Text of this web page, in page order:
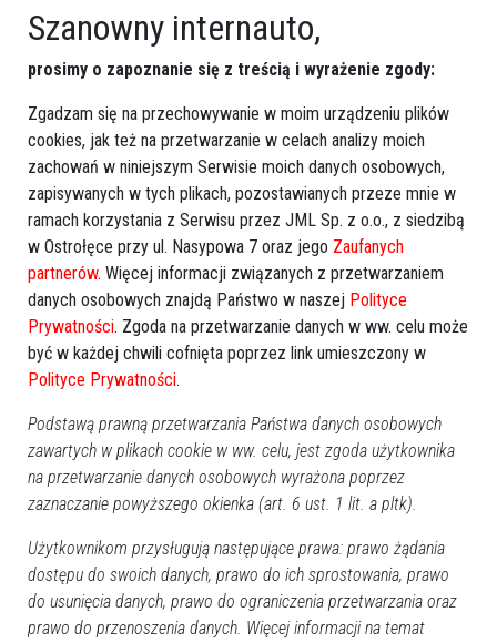
🕯Zapal świeczkę ↗Udostępnij
wróć
Szanowny internauto,
prosimy o zapoznanie się z treścią i wyrażenie zgody:
Zgadzam się na przechowywanie w moim urządzeniu plików
cookies, jak też na przetwarzanie w celach analizy moich
zachowań w niniejszym Serwisie moich danych osobowych,
zapisywanych w tych plikach, pozostawianych przeze mnie w
ramach korzystania z Serwisu przez JML Sp. z o.o., z siedzibą
w Ostrołęce przy ul. Nasypowa 7 oraz jego Zaufanych
partnerów. Więcej informacji związanych z przetwarzaniem
danych osobowych znajdą Państwo w naszej Polityce
Prywatności. Zgoda na przetwarzanie danych w ww. celu może
być w każdej chwili cofnięta poprzez link umieszczony w
Polityce Prywatności.
Podstawą prawną przetwarzania Państwa danych osobowych
zawartych w plikach cookie w ww. celu, jest zgoda użytkownika
na przetwarzanie danych osobowych wyrażona poprzez
zaznaczanie powyższego okienka (art. 6 ust. 1 lit. a pltk).
Użytkownikom przysługują następujące prawa: prawo żądania
dostępu do swoich danych, prawo do ich sprostowania, prawo
do usunięcia danych, prawo do ograniczenia przetwarzania oraz
prawo do przenoszenia danych. Więcej informacji na temat